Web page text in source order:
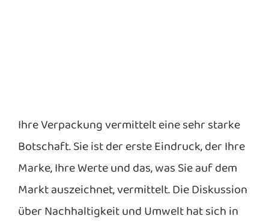
Ihre Verpackung vermittelt eine sehr starke
Botschaft. Sie ist der erste Eindruck, der Ihre
Marke, Ihre Werte und das, was Sie auf dem
Markt auszeichnet, vermittelt. Die Diskussion
über Nachhaltigkeit und Umwelt hat sich in